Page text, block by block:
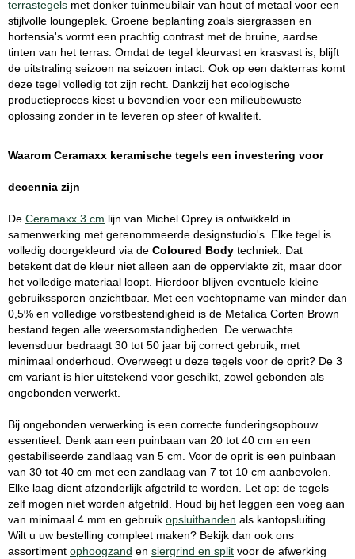
terrastegels met donker tuinmeubilair van hout of metaal voor een
stijlvolle loungeplek. Groene beplanting zoals siergrassen en
hortensia's vormt een prachtig contrast met de bruine, aardse
tinten van het terras. Omdat de tegel kleurvast en krasvast is, blijft
de uitstraling seizoen na seizoen intact. Ook op een dakterras komt
deze tegel volledig tot zijn recht. Dankzij het ecologische
productieproces kiest u bovendien voor een milieubewuste
oplossing zonder in te leveren op sfeer of kwaliteit.
Waarom Ceramaxx keramische tegels een investering voor
decennia zijn
De Ceramaxx 3 cm lijn van Michel Oprey is ontwikkeld in
samenwerking met gerenommeerde designstudio's. Elke tegel is
volledig doorgekleurd via de Coloured Body techniek. Dat
betekent dat de kleur niet alleen aan de oppervlakte zit, maar door
het volledige materiaal loopt. Hierdoor blijven eventuele kleine
gebruikssporen onzichtbaar. Met een vochtopname van minder dan
0,5% en volledige vorstbestendigheid is de Metalica Corten Brown
bestand tegen alle weersomstandigheden. De verwachte
levensduur bedraagt 30 tot 50 jaar bij correct gebruik, met
minimaal onderhoud. Overweegt u deze tegels voor de oprit? De 3
cm variant is hier uitstekend voor geschikt, zowel gebonden als
ongebonden verwerkt.
Bij ongebonden verwerking is een correcte funderingsopbouw
essentieel. Denk aan een puinbaan van 20 tot 40 cm en een
gestabiliseerde zandlaag van 5 cm. Voor de oprit is een puinbaan
van 30 tot 40 cm met een zandlaag van 7 tot 10 cm aanbevolen.
Elke laag dient afzonderlijk afgetrild te worden. Let op: de tegels
zelf mogen niet worden afgetrild. Houd bij het leggen een voeg aan
van minimaal 4 mm en gebruik opsluitbanden als kantopsluiting.
Wilt u uw bestelling compleet maken? Bekijk dan ook ons
assortiment ophoogzand en siergrind en split voor de afwerking